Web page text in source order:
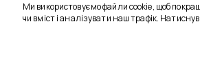
Ми використовуємо файли cookie, щоб
чи вміст і аналізувати наш трафік.